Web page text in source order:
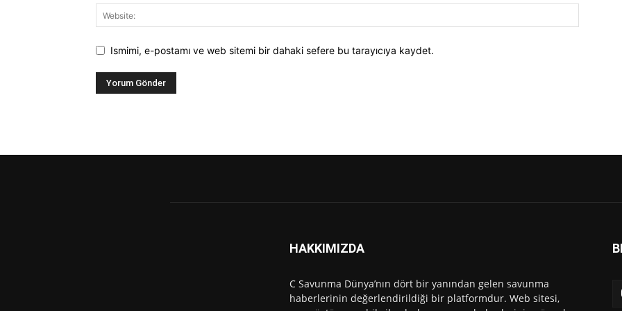
Ismimi, e-postamı ve web sitemi bir dahaki sefere bu tarayıcıya kaydet.
HAKKIMIZDA
C Savunma Dünya’nın dört bir yanından gelen savunma
haberlerinin değerlendirildiği bir platformdur. Web sitesi,